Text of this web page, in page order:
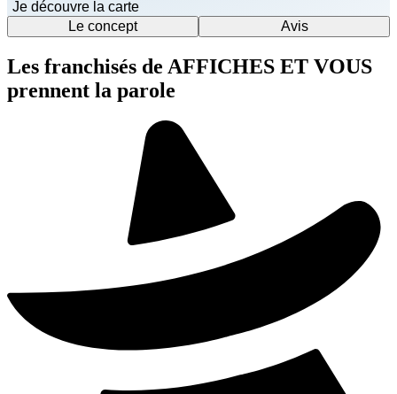
Je découvre la carte
Le concept
Avis
Les franchisés de AFFICHES ET VOUS
prennent la parole